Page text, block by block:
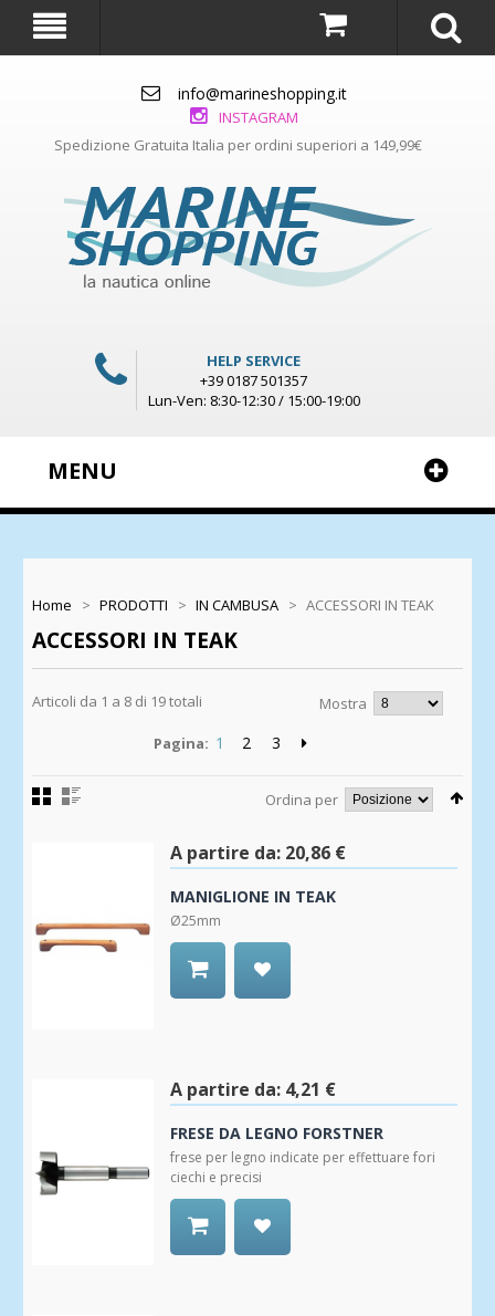
info@marineshopping.it
INSTAGRAM
Spedizione Gratuita Italia per ordini superiori a 149,99€
HELP SERVICE
+39 0187 501357
Lun-Ven: 8:30-12:30 / 15:00-19:00
MENU
Home > PRODOTTI > IN CAMBUSA > ACCESSORI IN TEAK
ACCESSORI IN TEAK
Articoli da 1 a 8 di 19 totali
Mostra
Pagina: 1 2 3
Ordina per
A partire da: 20,86 €
MANIGLIONE IN TEAK
Ø25mm
A partire da: 4,21 €
FRESE DA LEGNO FORSTNER
frese per legno indicate per effettuare fori
ciechi e precisi